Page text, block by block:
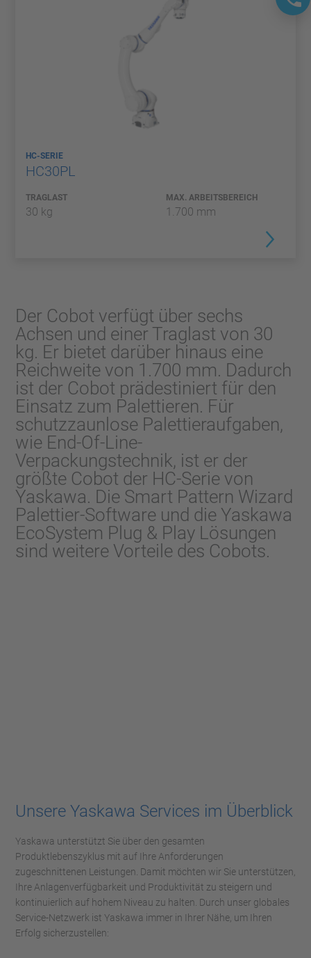
HC-SERIE
HC30PL
TRAGLAST
30 kg
MAX. ARBEITSBEREICH
1.700 mm
Der Cobot verfügt über sechs
Achsen und einer Traglast von 30
kg. Er bietet darüber hinaus eine
Reichweite von 1.700 mm. Dadurch
ist der Cobot prädestiniert für den
Einsatz zum Palettieren. Für
schutzzaunlose Palettieraufgaben,
wie End-Of-Line-
Verpackungstechnik, ist er der
größte Cobot der HC-Serie von
Yaskawa. Die Smart Pattern Wizard
Palettier-Software und die Yaskawa
EcoSystem Plug & Play Lösungen
sind weitere Vorteile des Cobots.
Unsere Yaskawa Services im Überblick
Yaskawa unterstützt Sie über den gesamten
Produktlebenszyklus mit auf Ihre Anforderungen
zugeschnittenen Leistungen. Damit möchten wir Sie unterstützen,
Ihre Anlagenverfügbarkeit und Produktivität zu steigern und
kontinuierlich auf hohem Niveau zu halten. Durch unser globales
Service-Netzwerk ist Yaskawa immer in Ihrer Nähe, um Ihren
Erfolg sicherzustellen: